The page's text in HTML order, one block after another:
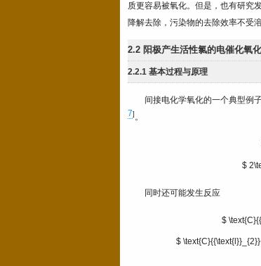
质更容易被氧化。但是，也有研究
降解去除，污染物的去除效率不受
2.2 阳极产生活性氯的电催化氧化
2.2.1 基本过程与原理
间接电化学氧化的一个典型例
7]。
$
同时还可能发生反应
$
$